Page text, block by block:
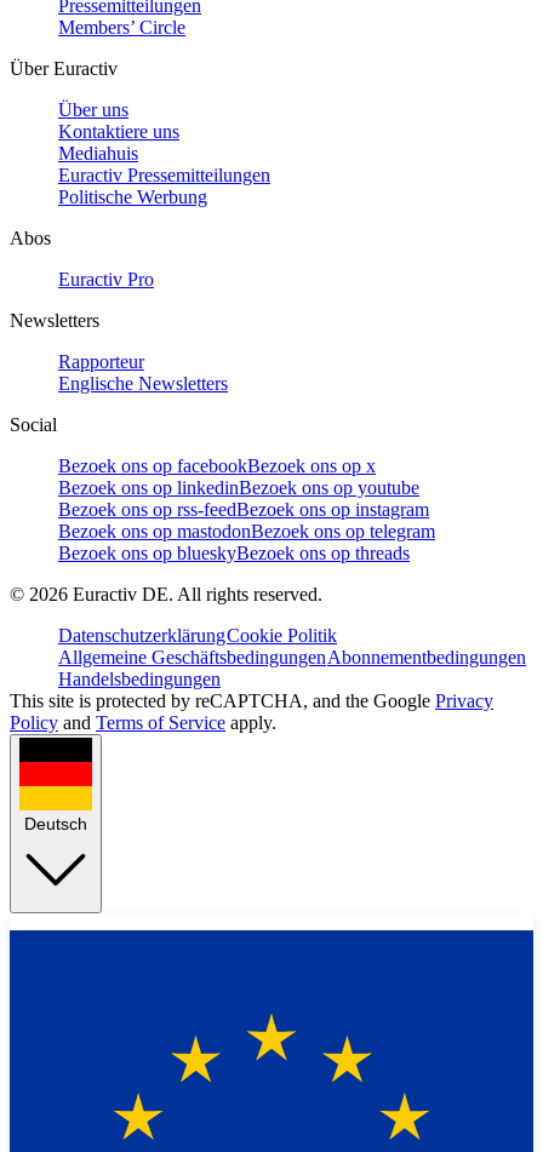
Pressemitteilungen
Members’ Circle
Über Euractiv
Über uns
Kontaktiere uns
Mediahuis
Euractiv Pressemitteilungen
Politische Werbung
Abos
Euractiv Pro
Newsletters
Rapporteur
Englische Newsletters
Social
Bezoek ons op facebookBezoek ons op x
Bezoek ons op linkedinBezoek ons op youtube
Bezoek ons op rss-feedBezoek ons op instagram
Bezoek ons op mastodonBezoek ons op telegram
Bezoek ons op blueskyBezoek ons op threads
© 2026 Euractiv DE. All rights reserved.
DatenschutzerklärungCookie Politik
Allgemeine GeschäftsbedingungenAbonnementbedingungen
Handelsbedingungen
This site is protected by reCAPTCHA, and the Google Privacy
Policy and Terms of Service apply.
Deutsch